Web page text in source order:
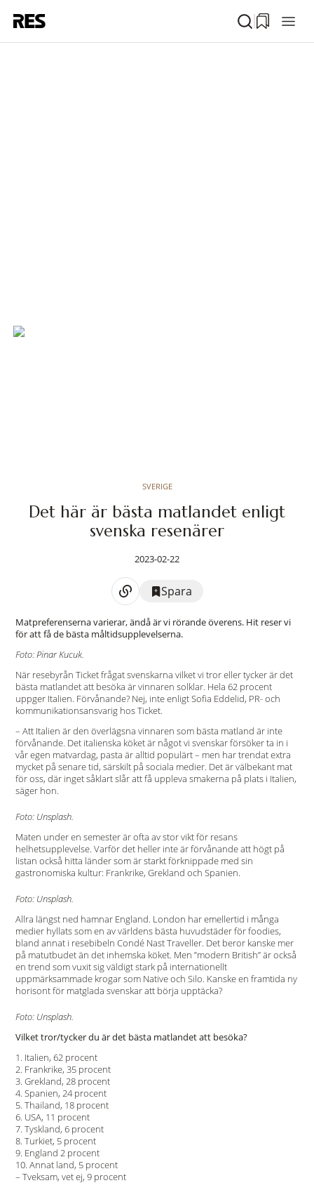
SVERIGE
Det här är bästa matlandet enligt
svenska resenärer
2023-02-22
Spara
Matpreferenserna varierar, ändå är vi rörande överens. Hit reser vi
för att få de bästa måltidsupplevelserna.
Foto: Pinar Kucuk.
När resebyrån Ticket frågat svenskarna vilket vi tror eller tycker är det
bästa matlandet att besöka är vinnaren solklar. Hela 62 procent
uppger Italien. Förvånande? Nej, inte enligt Sofia Eddelid, PR- och
kommunikationsansvarig hos Ticket.
– Att Italien är den överlägsna vinnaren som bästa matland är inte
förvånande. Det italienska köket är något vi svenskar försöker ta in i
vår egen matvardag, pasta är alltid populärt – men har trendat extra
mycket på senare tid, särskilt på sociala medier. Det är välbekant mat
för oss, där inget såklart slår att få uppleva smakerna på plats i Italien,
säger hon.
Foto: Unsplash.
Maten under en semester är ofta av stor vikt för resans
helhetsupplevelse. Varför det heller inte är förvånande att högt på
listan också hitta länder som är starkt förknippade med sin
gastronomiska kultur: Frankrike, Grekland och Spanien.
Foto: Unsplash.
Allra längst ned hamnar England. London har emellertid i många
medier hyllats som en av världens bästa huvudstäder för foodies,
bland annat i resebibeln Condé Nast Traveller. Det beror kanske mer
på matutbudet än det inhemska köket. Men ”modern British” är också
en trend som vuxit sig väldigt stark på internationellt
uppmärksammade krogar som Native och Silo. Kanske en framtida ny
horisont för matglada svenskar att börja upptäcka?
Foto: Unsplash.
Vilket tror/tycker du är det bästa matlandet att besöka?
1. Italien, 62 procent
2. Frankrike, 35 procent
3. Grekland, 28 procent
4. Spanien, 24 procent
5. Thailand, 18 procent
6. USA, 11 procent
7. Tyskland, 6 procent
8. Turkiet, 5 procent
9. England 2 procent
10. Annat land, 5 procent
– Tveksam, vet ej, 9 procent